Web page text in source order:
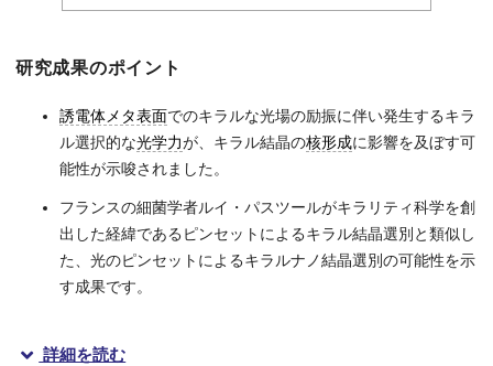
研究成果のポイント
誘電体メタ表面でのキラルな光場の励振に伴い発生するキラ
ル選択的な光学力が、キラル結晶の核形成に影響を及ぼす可
能性が示唆されました。
フランスの細菌学者ルイ・パスツールがキラリティ科学を創
出した経緯であるピンセットによるキラル結晶選別と類似し
た、光のピンセットによるキラルナノ結晶選別の可能性を示
す成果です。
詳細を読む